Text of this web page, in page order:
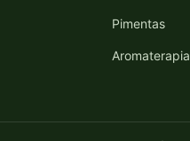
Pimentas
Aromaterapia